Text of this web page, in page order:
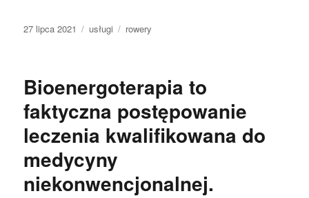
Data
27 lipca 2021 Kategorie
usługi Tagi
rowery
Bioenergoterapia to
faktyczna postępowanie
leczenia kwalifikowana do
medycyny
niekonwencjonalnej.